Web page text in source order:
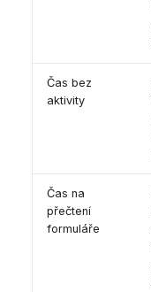
Čas bez
aktivity
Čas na
přečtení
formuláře